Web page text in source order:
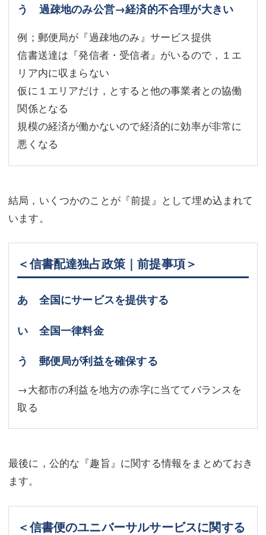
う 過疎地のみ公営→経済的不合理が大きい
例；郵便局が『過疎地のみ』サービス提供
信書送達は『発信者・受信者』がいるので，１エ
リア内に収まらない
仮に１エリアだけ，とすると他の事業者との協働
関係となる
規模の経済が働かないので経済的に効率が非常に
悪くなる
結局，いくつかのことが『前提』として埋め込まれて
います。
＜信書配達独占政策｜前提事項＞
あ 全国にサービスを提供する
い 全国一律料金
う 郵便局が利益を確保する
→大都市の利益を地方の赤字に当ててバランスを
取る
最後に，公的な『趣旨』に関する情報をまとめておき
ます。
＜信書便のユニバーサルサービスに関する